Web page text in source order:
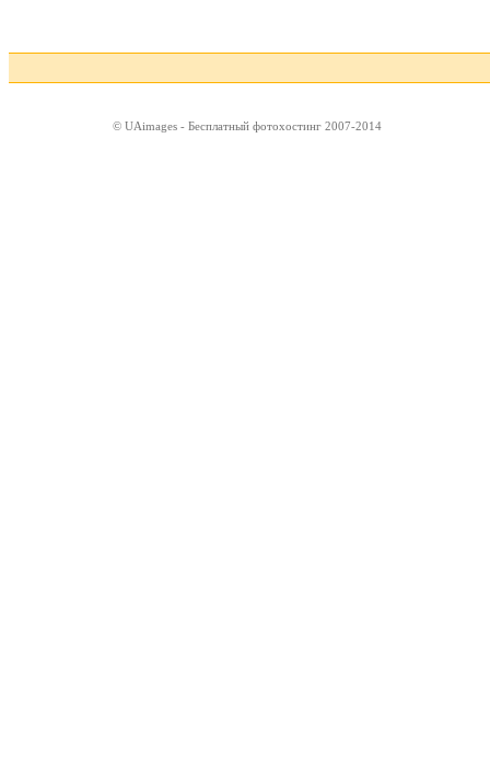
© UAimages - Бесплатный фотохостинг 2007-2014